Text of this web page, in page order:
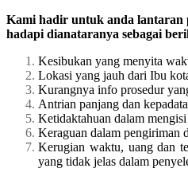
Kami hadir untuk anda lantaran
hadapi dianataranya sebagai
Kesibukan yang menyita
Lokasi yang jauh dari Ibu
Kurangnya info prosedur
Antrian panjang dan
Ketidaktahuan dalam
Keraguan dalam pengiriman
Kerugian waktu, uang dan
yang tidak jelas dalam